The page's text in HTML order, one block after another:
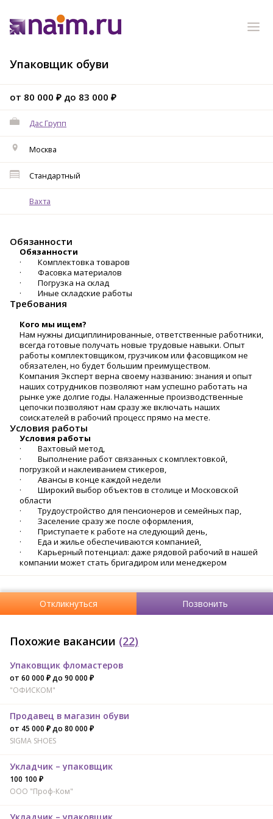
Упаковщик обуви
от 80 000 ₽ до 83 000 ₽
Дас Групп
Москва
Стандартный
Вахта
Обязанности
Обязанности
· Комплектовка товаров
· Фасовка материалов
· Погрузка на склад
· Иные складские работы
Требования
Кого мы ищем?
Нам нужны дисциплинированные, ответственные работники,
всегда готовые получать новые трудовые навыки. Опыт
работы комплектовщиком, грузчиком или фасовщиком не
обязателен, но будет большим преимуществом.
Компания Эксперт верна своему названию: знания и опыт
наших сотрудников позволяют нам успешно работать на
рынке уже долгие годы. Налаженные производственные
цепочки позволяют нам сразу же включать наших
соискателей в рабочий процесс прямо на месте.
Условия работы
Условия работы
· Вахтовый метод,
· Выполнение работ связанных с комплектовкой,
погрузкой и наклеиванием стикеров,
· Авансы в конце каждой недели
· Широкий выбор объектов в столице и Московской
области
· Трудоустройство для пенсионеров и семейных пар,
· Заселение сразу же после оформления,
· Приступаете к работе на следующий день,
· Еда и жилье обеспечиваются компанией,
· Карьерный потенциал: даже рядовой рабочий в нашей
компании может стать бригадиром или менеджером
Откликнуться Позвонить
Похожие вакансии (22)
Упаковщик фломастеров
от 60 000 ₽ до 90 000 ₽
"ОФИСКОМ"
Продавец в магазин обуви
от 45 000 ₽ до 80 000 ₽
SIGMA SHOES
Укладчик – упаковщик
100 100 ₽
ООО "Проф-Ком"